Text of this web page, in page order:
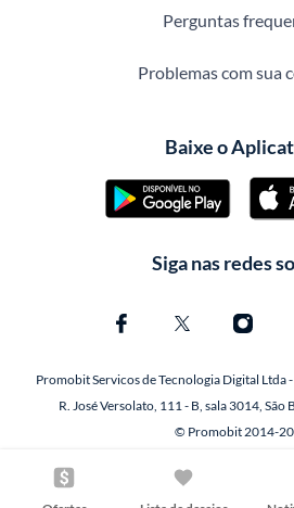
Perguntas
Problemas com sua
Baixe o
Siga nas redes
Promobit Servicos de Tecnologia Digital
R. José Versolato, 111 - B, sala 3014, São
© Promobit 2014-